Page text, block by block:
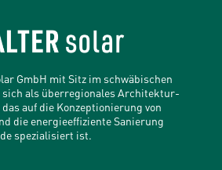
GmbH mit Sitz im schwäbischen
als überregionales Architektur-
auf die Konzeptionierung von
die energieeffiziente Sanierung
spezialisiert ist.